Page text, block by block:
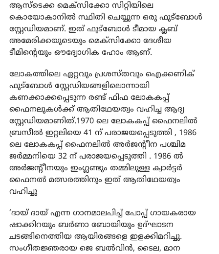
ആസ്‌ടെക്ക മെക്‌സിക്കോ സിറ്റിയിലെ
കൊയോകാനില്‍ സ്ഥിതി ചെയ്യുന്ന ഒരു ഫുട്‌ബോള്‍
സ്റ്റേഡിയമാണ്. ഇത് ഫുട്‌ബോള്‍ ടീമായ ക്ലബ്
അമേരിക്കയുടെയും മെക്‌സിക്കോ ദേശീയ
ടീമിന്റെയും ഔദ്യോഗിക ഹോം ആണ്.
ലോകത്തിലെ ഏറ്റവും പ്രശസ്തവും ഐക്കണിക്
ഫുട്‌ബോള്‍ സ്റ്റേഡിയങ്ങളിലൊന്നായി
കണക്കാക്കപ്പെടുന്ന രണ്ട് ഫിഫ ലോകകപ്പ്
ഫൈനലുകള്‍ക്ക് ആതിഥേയത്വം വഹിച്ച ആദ്യ
സ്റ്റേഡിയമാണിത്.1970 ലെ ലോകകപ്പ് ഫൈനലില്‍
ബ്രസീല്‍ ഇറ്റലിയെ 41 ന് പരാജയപ്പെടുത്തി , 1986
ലെ ലോകകപ്പ് ഫൈനലില്‍ അര്‍ജന്റീന പശ്ചിമ
ജര്‍മ്മനിയെ 32 ന് പരാജയപ്പെടുത്തി . 1986 ല്‍
അര്‍ജന്റീനയും ഇംഗ്ലണ്ടും തമ്മിലുള്ള ക്വാര്‍ട്ടര്‍
ഫൈനല്‍ മത്സരത്തിനും ഇത് ആതിഥേയത്വം
വഹിച്ചു
‘ദായ് ദായ് എന്ന ഗാനമാലപിച്ച് പോപ്പ് ഗായകരായ
ഷാക്കിറയും ബര്‍ണാ ബോയിയും ഉദ്ഘാടന
ചടങ്ങിനെത്തിയ ആയിരങ്ങളെ ഇളക്കിമറിച്ചു.
സംഗീതജ്ഞരായ ജെ ബല്‍വിന്‍, ടൈല, മാന